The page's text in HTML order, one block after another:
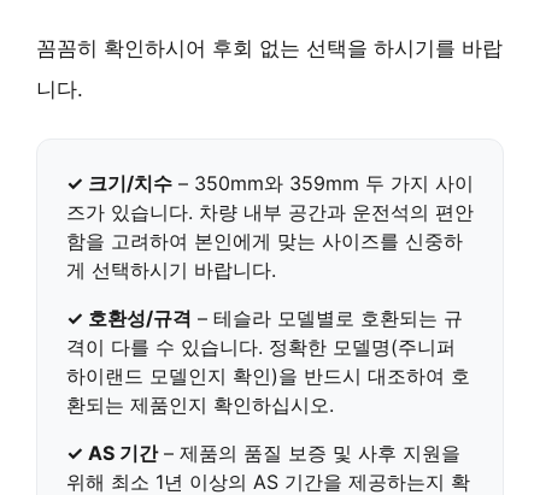
꼼꼼히 확인하시어 후회 없는 선택을 하시기를 바랍
니다.
✓ 크기/치수 – 350mm와 359mm 두 가지 사이
즈가 있습니다. 차량 내부 공간과 운전석의 편안
함을 고려하여 본인에게 맞는 사이즈를 신중하
게 선택하시기 바랍니다.
✓ 호환성/규격 – 테슬라 모델별로 호환되는 규
격이 다를 수 있습니다. 정확한 모델명(주니퍼
하이랜드 모델인지 확인)을 반드시 대조하여 호
환되는 제품인지 확인하십시오.
✓ AS 기간– 제품의 품질 보증 및 사후 지원을
위해 최소 1년 이상의 AS 기간을 제공하는지 확